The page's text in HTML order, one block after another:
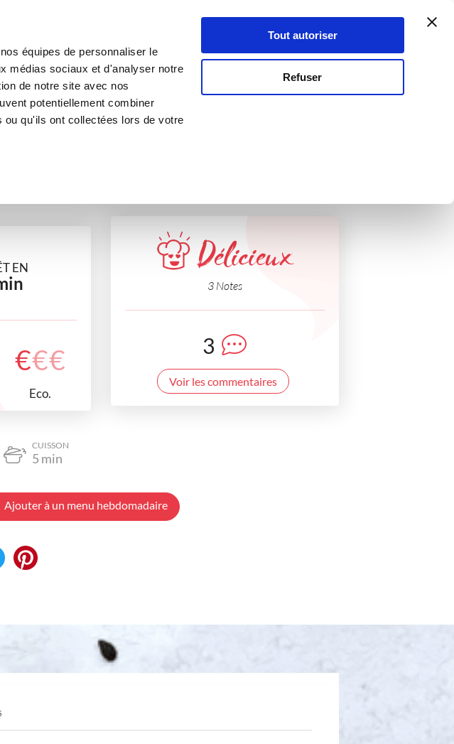
équipes de personnaliser le
médias sociaux et d'analyser notre
de notre site avec nos
potentiellement combiner
qu'ils ont collectées lors de votre
Tout autoriser
Refuser
Se connecter
EN
€€€
Eco.
Délicieux
3 Notes
3
Voir les commentaires
CUISSON
5 min
Ajouter à un menu hebdomadaire